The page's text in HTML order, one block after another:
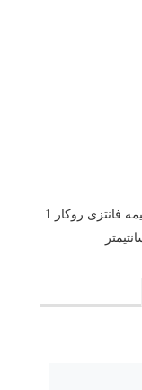
سینک اخوان مدل 123 روکار چپ استیل - نیمه فانتزی روکار 1